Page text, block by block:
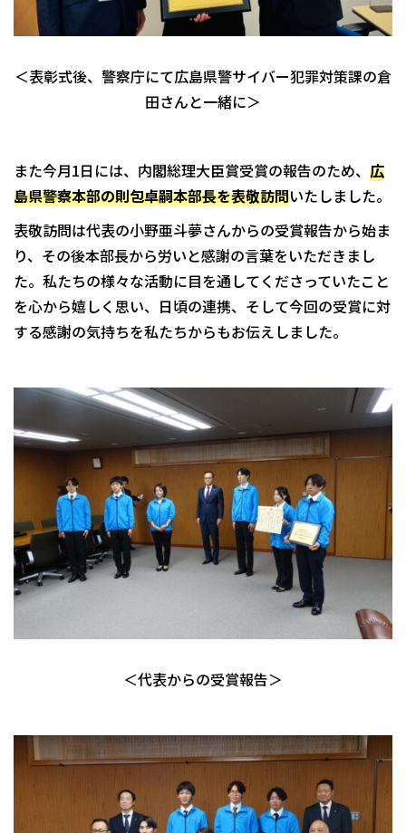
＜表彰式後、警察庁にて広島県警サイバー犯罪対策課の倉
田さんと一緒に＞
また今月1日には、内閣総理大臣賞受賞の報告のため、 広
島県警察本部の則包卓嗣本部長を表敬訪問いたしました。
表敬訪問は代表の小野亜斗夢さんからの受賞報告から始ま
り、その後本部長から労いと感謝の言葉をいただきまし
た。私たちの様々な活動に目を通してくださっていたこと
を心から嬉しく思い、日頃の連携、そして今回の受賞に対
する感謝の気持ちを私たちからもお伝えしました。
＜代表からの受賞報告＞